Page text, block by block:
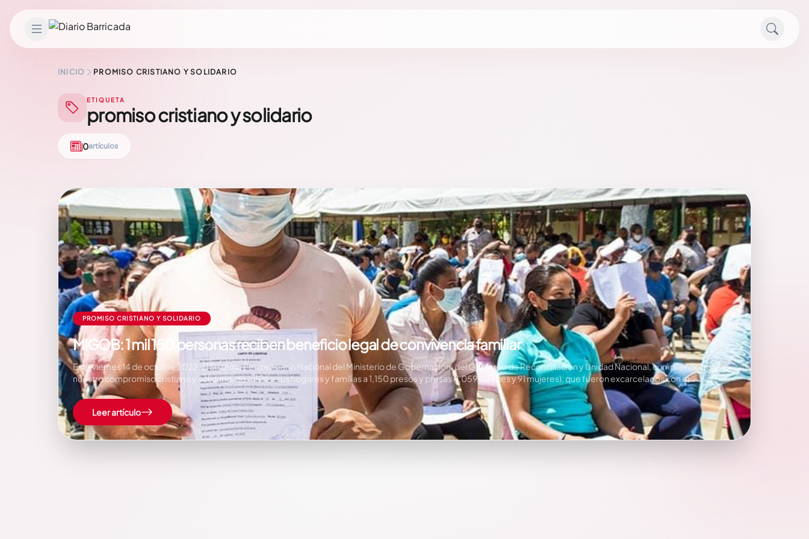
INICIO PROMISO CRISTIANO Y SOLIDARIO
ETIQUETA
promiso cristiano y solidario
0artículos
PROMISO CRISTIANO Y SOLIDARIO
MIGOB: 1 mil 150 personas reciben beneficio legal de convivencia familiar
Este viernes 14 de octubre 2022, el Sistema Penitenciario Nacional del Ministerio de Gobernación, del Gobierno de Reconciliación y Unidad Nacional, cumpliendo con
nuestro compromiso cristiano y solidario, devolvió a sus hogares y familias a 1,150 presos y presas (1,059 varones y 91 mujeres), que fueron excarcelados con el…
Leer artículo